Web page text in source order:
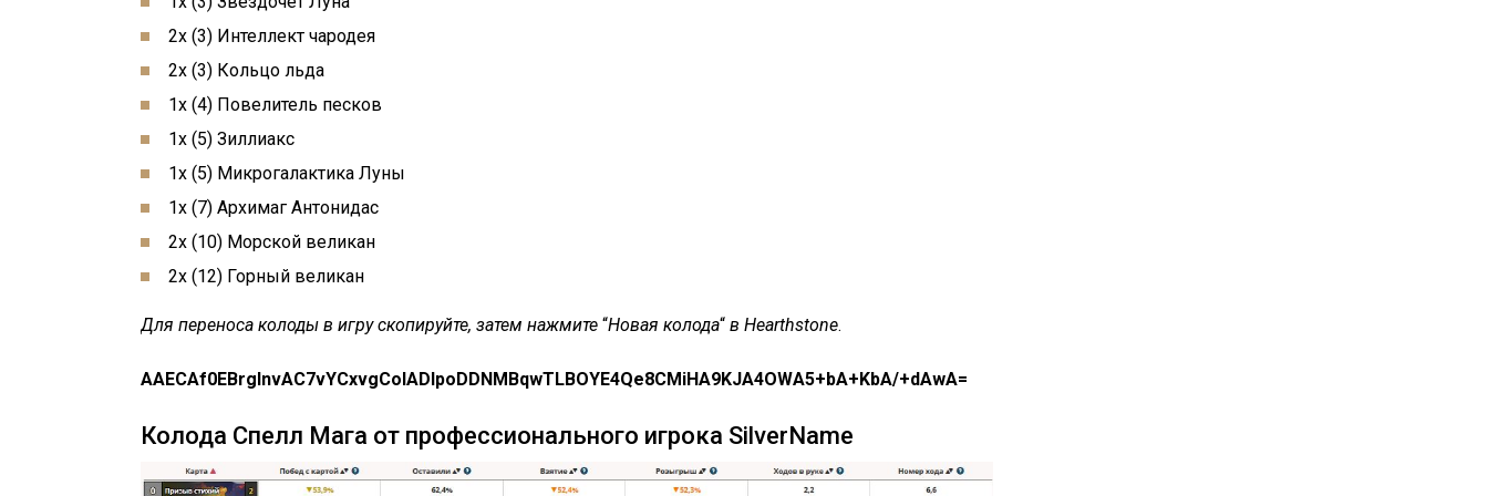
2x (3) Интеллект чародея
2x (3) Кольцо льда
1x (4) Повелитель песков
1x (5) Зиллиакс
1x (5) Микрогалактика Луны
1x (7) Архимаг Антонидас
2x (10) Морской великан
2x (12) Горный великан
Для переноса колоды в игру скопируйте, затем нажмите “Новая колода“ в Hearthstone.
AAECAf0EBrgInvAC7vYCxvgCoIADlpoDDNMBqwTLBOYE4Qe8CMiHA9KJA4OWA5+bA+KbA/+dAwA=
Колода Спелл Мага от профессионального игрока SilverName